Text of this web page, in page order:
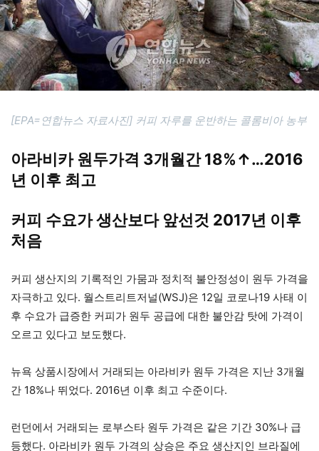
[EPA=연합뉴스 자료사진] 커피 자루를 운반하는 콜롬비아 농부
아라비카 원두가격 3개월간 18%↑…2016
년 이후 최고
커피 수요가 생산보다 앞선것 2017년 이후
처음
커피 생산지의 기록적인 가뭄과 정치적 불안정성이 원두 가격을
자극하고 있다. 월스트리트저널(WSJ)은 12일 코로나19 사태 이
후 수요가 급증한 커피가 원두 공급에 대한 불안감 탓에 가격이
오르고 있다고 보도했다.
뉴욕 상품시장에서 거래되는 아라비카 원두 가격은 지난 3개월
간 18%나 뛰었다. 2016년 이후 최고 수준이다.
런던에서 거래되는 로부스타 원두 가격은 같은 기간 30%나 급
등했다. 아라비카 원두 가격의 상승은 주요 생산지인 브라질에